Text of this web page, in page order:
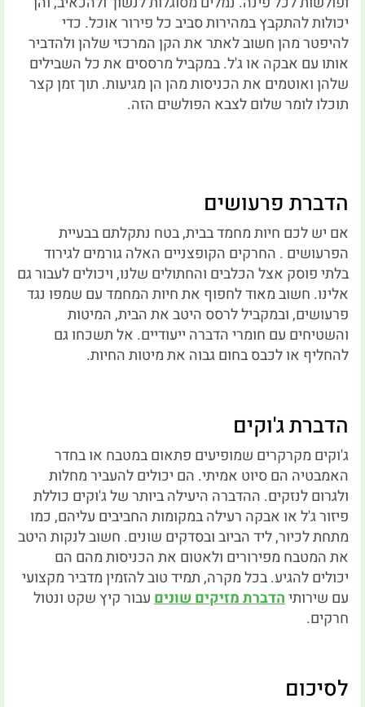
יכולות להתקבץ במהירות סביב כל פירור אוכל. כדי
להיפטר מהן חשוב לאתר את הקן המרכזי שלהן ולהדביר
אותו עם אבקה או ג'ל. במקביל מרססים את כל השבילים
שלהן ואוטמים את הכניסות מהן הן מגיעות. תוך זמן קצר
תוכלו לומר שלום לצבא הפולשים הזה.
הדברת פרעושים
אם יש לכם חיות מחמד בבית, בטח נתקלתם בבעיית
הפרעושים . החרקים הקופצניים האלה גורמים לגירוד
בלתי פוסק אצל הכלבים והחתולים שלנו, ויכולים לעבור גם
אלינו. חשוב מאוד לחפוף את חיות המחמד עם שמפו נגד
פרעושים, ובמקביל לרסס היטב את הבית, המיטות
והשטיחים עם חומרי הדברה ייעודיים. אל תשכחו גם
להחליף או לכבס בחום גבוה את מיטות החיות.
הדברת ג'וקים
ג'וקים מקרקרים שמופיעים פתאום במטבח או בחדר
האמבטיה הם סיוט אמיתי. הם יכולים להעביר מחלות
ולגרום לנזקים. ההדברה היעילה ביותר של ג'וקים כוללת
פיזור ג'ל או אבקה רעילה במקומות החביבים עליהם, כמו
מתחת לכיור, ליד הביוב ובסדקים שונים. חשוב לנקות היטב
את המטבח מפירורים ולאטום את הכניסות מהם הם
יכולים להגיע. בכל מקרה, תמיד טוב להזמין מדביר מקצועי
עם שירותיהדברת מזיקים שוניםעבור קיץ שקט ונטול
חרקים.
לסיכום